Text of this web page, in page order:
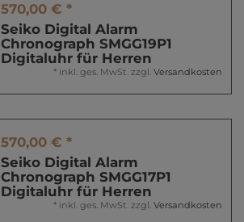
570,00 € *
Seiko Digital Alarm
Chronograph SMGG19P1
Digitaluhr für Herren
* inkl. ges. MwSt. zzgl. Versandkosten
570,00 € *
Seiko Digital Alarm
Chronograph SMGG17P1
Digitaluhr für Herren
* inkl. ges. MwSt. zzgl. Versandkosten